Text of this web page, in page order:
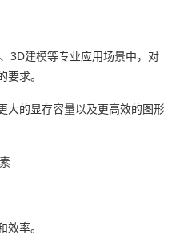
3D建模等专业应用场景中，对
求。
大的显存容量以及更高效的图形
率。